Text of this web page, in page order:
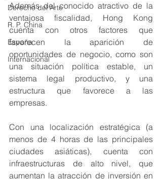
Derecho del Arte
R. P. China
España
Internacional
Además del conocido atractivo de la
ventajosa fiscalidad, Hong Kong
cuenta con otros factores que
favorecen la aparición de
oportunidades de negocio, como son
una situación política estable, un
sistema legal productivo, y una
estructura que favorece a las
empresas.
Con una localización estratégica (a
menos de 4 horas de las principales
ciudades asiáticas), cuenta con
infraestructuras de alto nivel, que
aumentan la atracción de inversión en